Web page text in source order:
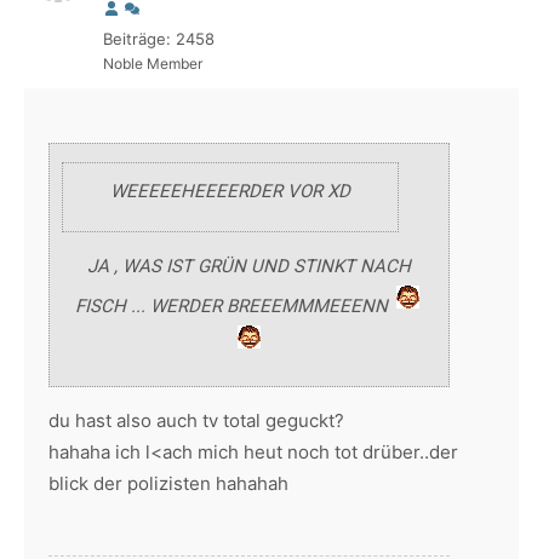
Beiträge: 2458
Noble Member
WEEEEEHEEEERDER VOR XD
JA , WAS IST GRÜN UND STINKT NACH
FISCH ... WERDER BREEEMMMEEENN
du hast also auch tv total geguckt?
hahaha ich l<ach mich heut noch tot drüber..der
blick der polizisten hahahah